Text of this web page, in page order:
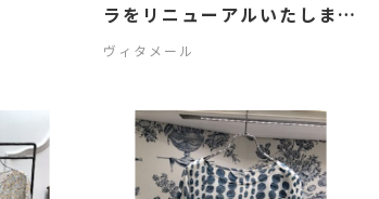
ラをリニューアルいたしまし
た🍫✨
ヴィタメール